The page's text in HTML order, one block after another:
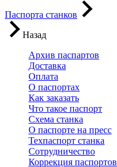
Паспорта станков
Назад
Архив паспартов
Доставка
Оплата
О паспортах
Как заказать
Что такое паспорт
Схема станка
О паспорте на пресс
Техпаспорт станка
Сотрудничество
Коррекция паспортов